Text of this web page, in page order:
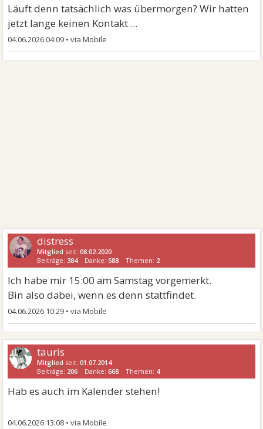
Läuft denn tatsächlich was übermorgen? Wir hatten
jetzt lange keinen Kontakt ...
04.06.2026 04:09 •
distress
Mitglied seit:08.02.2020
Beiträge: 384 Danke: 588 Themen: 2
Ich habe mir 15:00 am Samstag vorgemerkt.
Bin also dabei, wenn es denn stattfindet.
04.06.2026 10:29 •
tauris
Mitglied seit:01.07.2014
Beiträge: 206 Danke:668 Themen: 4
Hab es auch im Kalender stehen!
04.06.2026 13:08 •